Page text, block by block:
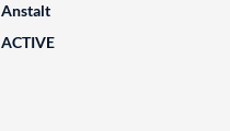
Anstalt
ACTIVE